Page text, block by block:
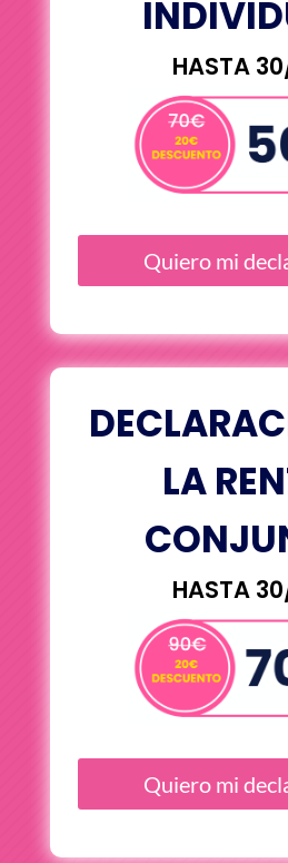
HASTA
Quiero mi
LA
HASTA
Quiero mi